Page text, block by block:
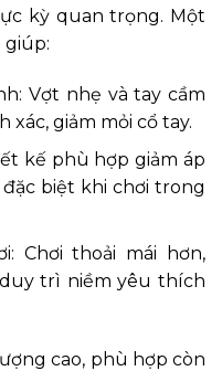
kỳ quan trọng. Một
giúp:
Vợt nhẹ và tay cầm
giảm mỏi cổ tay.
kế phù hợp giảm áp
đặc biệt khi chơi trong
Chơi thoải mái hơn,
trì niềm yêu thích
cao, phù hợp còn